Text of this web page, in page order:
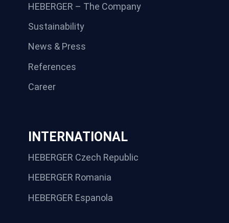
HEBERGER – The Company
Sustainability
News & Press
References
Career
INTERNATIONAL
HEBERGER Czech Republic
HEBERGER Romania
HEBERGER Espanola